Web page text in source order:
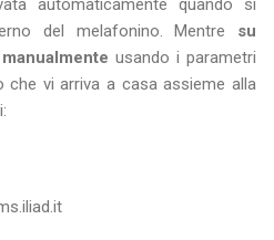
automaticamente quando si
del melafonino. Mentre su
usando i parametri
vi arriva a casa assieme alla